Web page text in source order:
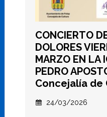
CONCIERTO
DOLORES
MARZO EN LA
PEDRO
Concejalía de
24/03/2026